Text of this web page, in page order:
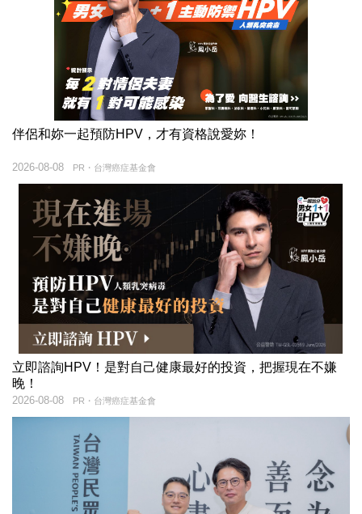
伴侶和妳一起預防HPV，才有資格說愛妳！
PR・台灣癌症基金會
2026-08-08
立即諮詢HPV！是對自己健康最好的投資，把握現在不嫌
晚！
PR・台灣癌症基金會
2026-08-08